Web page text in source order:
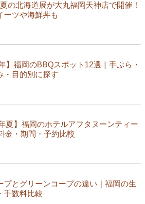
の北海道展が大丸福岡天神店で開催！
ーツや海鮮丼も
】福岡のBBQスポット12選｜手ぶら・
・目的別に探す
夏】福岡のホテルアフタヌーンティー
金・期間・予約比較
プとグリーンコープの違い｜福岡の生
手数料比較